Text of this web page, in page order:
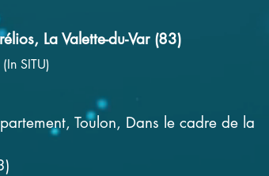
La Valette-du-Var (83)
SITU)
Toulon, Dans le cadre de la